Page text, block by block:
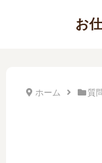
お
ホーム 質